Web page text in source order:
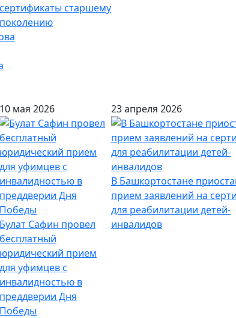
сертификаты старшему
поколению
10 мая 2026
Булат Сафин провел
бесплатный
юридический прием
для уфимцев с
инвалидностью в
преддверии Дня
Победы
23 апреля 2026
В Башкортостане
прием заявлений на
для реабилитации детей-
инвалидов